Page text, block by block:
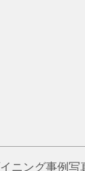
ニング事例写